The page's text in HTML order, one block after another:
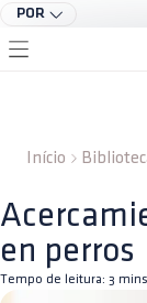
POR
Início
en perros
Tempo de leitura: 3 mins